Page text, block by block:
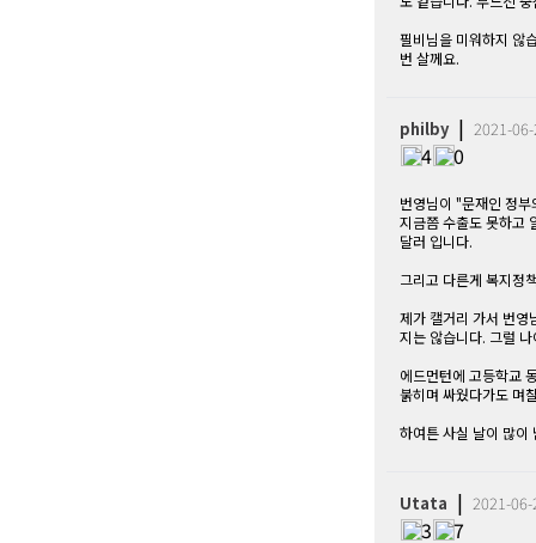
필비님을 미워하지 않
번 살께요.
philby|2021-
4 0
번영님이 "문재인 정
지금쯤 수출도 못하고
달러 입니다.
그리고 다른게 복지정
제가 캘거리 가서 번영
지는 않습니다. 그럴
에드먼턴에 고등학교
붉히며 싸웠다가도 며
하여튼 사실 날이 많이
Utata |2021-
3 7